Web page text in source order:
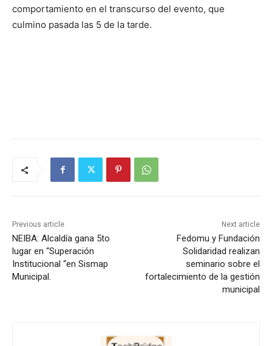
comportamiento en el transcurso del evento, que
culmino pasada las 5 de la tarde.
Previous article
NEIBA: Alcaldía gana 5to
lugar en “Superación
Institucional “en Sismap
Municipal.
Next article
Fedomu y Fundación
Solidaridad realizan
seminario sobre el
fortalecimiento de la gestión
municipal